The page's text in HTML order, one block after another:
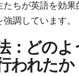
たちが英語を効果
調しています。
：どのよ
われたか